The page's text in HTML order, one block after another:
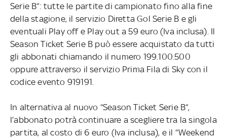
Serie B“: tutte le partite di campionato fino alla fine
della stagione, il servizio Diretta Gol Serie B e gli
eventuali Play off e Play out a 59 euro (Iva inclusa). Il
Season Ticket Serie B può essere acquistato da tutti
gli abbonati chiamando il numero 199.100.500
oppure attraverso il servizio Prima Fila di Sky con il
codice evento 919191.
In alternativa al nuovo “Season Ticket Serie B“,
l’abbonato potrà continuare a scegliere tra la singola
partita, al costo di 6 euro (Iva inclusa), e il “Weekend